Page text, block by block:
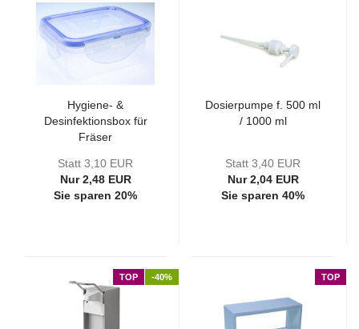
Hygiene- &
Desinfektionsbox für
Fräser
Statt 3,10 EUR
Nur 2,48 EUR
Sie sparen 20%
Dosierpumpe f. 500 ml
/ 1000 ml
Statt 3,40 EUR
Nur 2,04 EUR
Sie sparen 40%
TOP -40% TOP